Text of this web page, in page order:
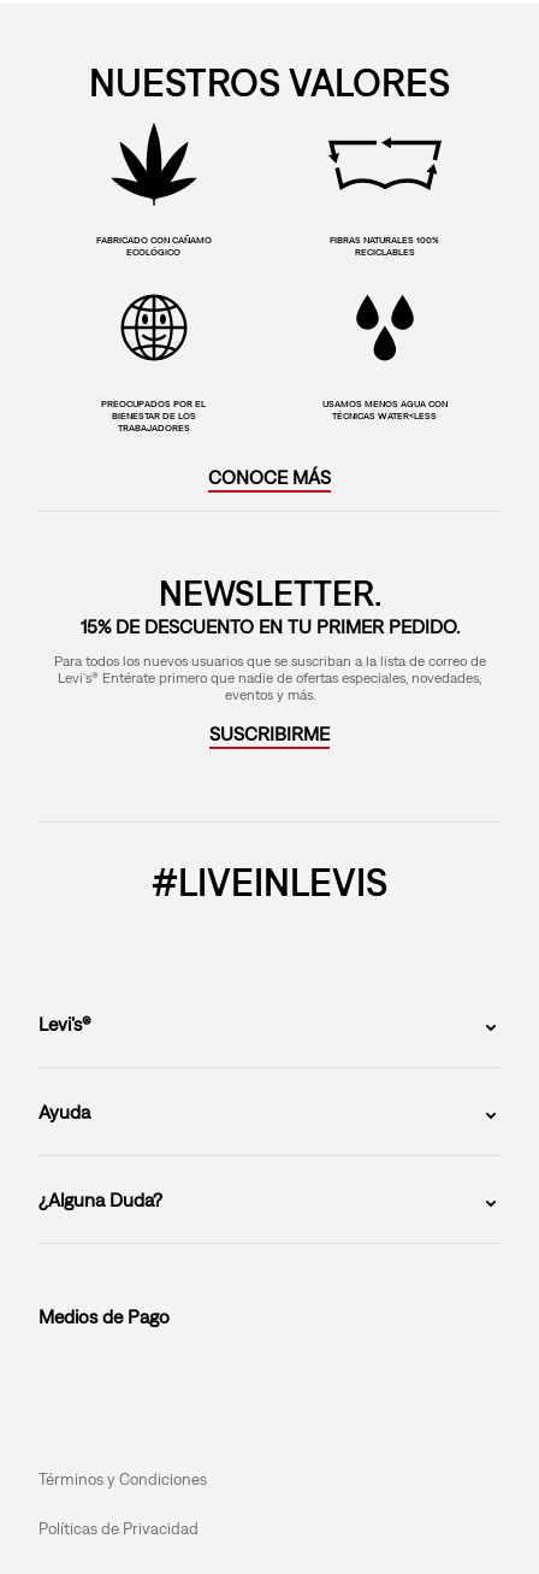
NUESTROS VALORES
FABRICADO CON CAÑAMO
ECOLÓGICO
FIBRAS NATURALES 100%
RECICLABLES
PREOCUPADOS POR EL
BIENESTAR DE LOS
TRABAJADORES
USAMOS MENOS AGUA CON
TÉCNICAS WATER<LESS
CONOCE MÁS
NEWSLETTER.
15% DE DESCUENTO EN TU PRIMER PEDIDO.
Para todos los nuevos usuarios que se suscriban a la lista de correo de
Levi's® Entérate primero que nadie de ofertas especiales, novedades,
eventos y más.
SUSCRIBIRME
#LIVEINLEVIS
Levi’s®
Ayuda
¿Alguna Duda?
Medios de Pago
Términos y Condiciones
Políticas de Privacidad